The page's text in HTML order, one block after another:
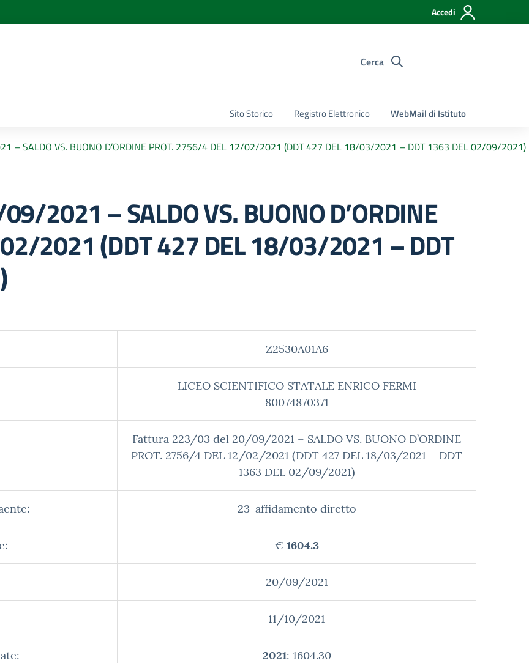
Accedi
Cerca
Sito Storico Registro Elettronico WebMail di Istituto
– SALDO VS. BUONO D’ORDINE PROT. 2756/4 DEL 12/02/2021 (DDT 427 DEL 18/03/2021 – DDT 1363 DEL 02/09/2021)
2021 – SALDO VS. BUONO D’ORDINE
2021 (DDT 427 DEL 18/03/2021 – DDT
Z2530A01A6
LICEO SCIENTIFICO STATALE ENRICO FERMI
80074870371
Fattura 223/03 del 20/09/2021 – SALDO VS. BUONO D’ORDINE
PROT. 2756/4 DEL 12/02/2021 (DDT 427 DEL 18/03/2021 – DDT
1363 DEL 02/09/2021)
23-affidamento diretto
€ 1604.3
20/09/2021
11/10/2021
2021: 1604.30